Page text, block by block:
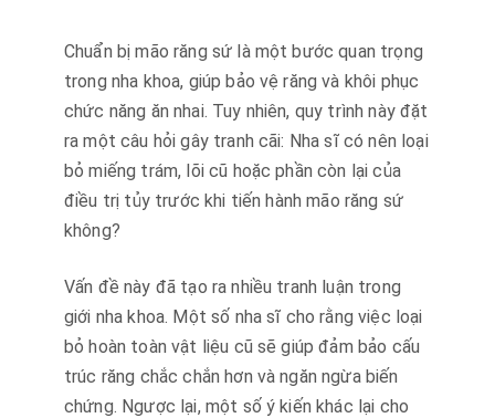
Chuẩn bị mão răng sứ là một bước quan trọng
trong nha khoa, giúp bảo vệ răng và khôi phục
chức năng ăn nhai. Tuy nhiên, quy trình này đặt
ra một câu hỏi gây tranh cãi: Nha sĩ có nên loại
bỏ miếng trám, lõi cũ hoặc phần còn lại của
điều trị tủy trước khi tiến hành mão răng sứ
không?
Vấn đề này đã tạo ra nhiều tranh luận trong
giới nha khoa. Một số nha sĩ cho rằng việc loại
bỏ hoàn toàn vật liệu cũ sẽ giúp đảm bảo cấu
trúc răng chắc chắn hơn và ngăn ngừa biến
chứng. Ngược lại, một số ý kiến khác lại cho